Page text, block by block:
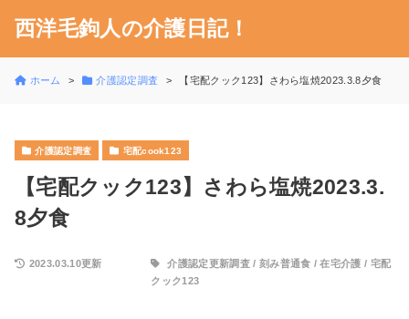
西洋毛鉤人の介護日記！
ホーム 介護認定調査 【宅配クック123】さわら塩焼2023.3.8夕食
介護認定調査 宅配cook123
【宅配クック123】さわら塩焼2023.3.
8夕食
2023.03.10更新 介護認定更新調査/ 刻み普通食 /在宅介護 / 宅配
クック123